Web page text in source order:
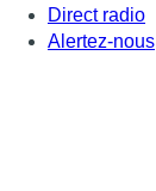
Direct radio
Alertez-nous